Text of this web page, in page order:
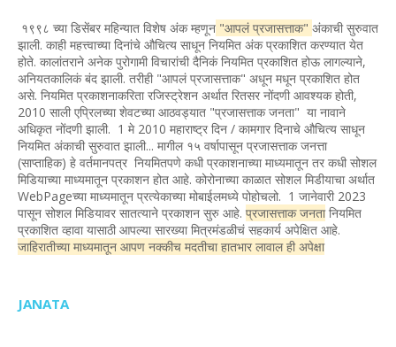
१९९८ च्या डिसेंबर महिन्यात विशेष अंक म्हणून "आपलं प्रजासत्ताक" अंकाची सुरुवात
झाली. काही महत्त्वाच्या दिनांचे औचित्य साधून नियमित अंक प्रकाशित करण्यात येत
होते. कालांतराने अनेक पुरोगामी विचारांची दैनिकं नियमित प्रकाशित होऊ लागल्याने,
अनियतकालिकं बंद झाली. तरीही "आपलं प्रजासत्ताक" अधून मधून प्रकाशित होत
असे. नियमित प्रकाशनाकरिता रजिस्ट्रेशन अर्थात रितसर नोंदणी आवश्यक होती,
2010 साली एप्रिलच्या शेवटच्या आठवड्यात "प्रजासत्ताक जनता" या नावाने
अधिकृत नोंदणी झाली. 1 मे 2010 महाराष्ट्र दिन / कामगार दिनाचे औचित्य साधून
नियमित अंकाची सुरुवात झाली... मागील १५ वर्षापासून प्रजासत्ताक जनत्ता
(साप्ताहिक) हे वर्तमानपत्र नियमितपणे कधी प्रकाशनाच्या माध्यमातून तर कधी सोशल
मिडियाच्या माध्यमातून प्रकाशन होत आहे. कोरोनाच्या काळात सोशल मिडीयाचा अर्थात
WebPageच्या माध्यमातून प्रत्येकाच्या मोबाईलमध्ये पोहोचलो. 1 जानेवारी 2023
पासून सोशल मिडियावर सातत्याने प्रकाशन सुरु आहे. प्रजासत्ताक जनतानियमित
प्रकाशित व्हावा यासाठी आपल्या सारख्या मित्रमंडळीचं सहकार्य अपेक्षित आहे.
जाहिरातीच्या माध्यमातून आपण नक्कीच मदतीचा हातभार लावाल ही अपेक्षा
JANATA